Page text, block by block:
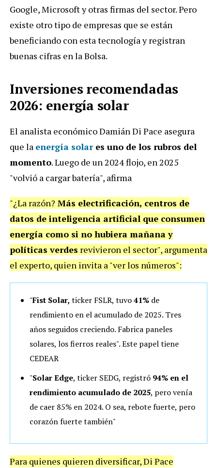
Google, Microsoft y otras firmas del sector. Pero
existe otro tipo de empresas que se están
beneficiando con esta tecnología y registran
buenas cifras en la Bolsa.
Inversiones recomendadas
2026: energía solar
El analista económico Damián Di Pace asegura
que la energía solares uno de los rubros del
momento. Luego de un 2024 flojo, en 2025
"volvió a cargar batería", afirma
"¿La razón? Más electrificación, centros de
datos de inteligencia artificial que consumen
energía como si no hubiera mañana y
políticas verdes revivieron el sector", argumenta
el experto, quien invita a "ver los números":
"Fist Solar, ticker FSLR, tuvo41% de
rendimiento en el acumulado de 2025. Tres
años seguidos creciendo. Fabrica paneles
solares, los fierros reales". Este papel tiene
CEDEAR
"Solar Edge, ticker SEDG, registró 94% en el
rendimiento acumulado de 2025, pero venía
de caer 85% en 2024. O sea, rebote fuerte, pero
corazón fuerte también"
Para quienes quieren diversificar, Di Pace